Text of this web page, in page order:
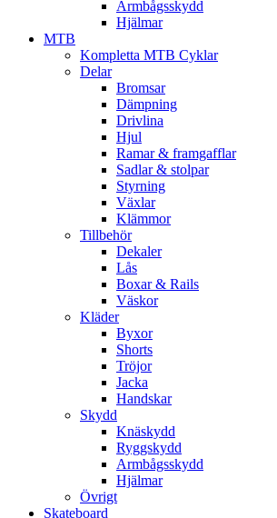
Armbågsskydd
Hjälmar
MTB
Kompletta MTB Cyklar
Delar
Bromsar
Dämpning
Drivlina
Hjul
Ramar & framgafflar
Sadlar & stolpar
Styrning
Växlar
Klämmor
Tillbehör
Dekaler
Lås
Boxar & Rails
Väskor
Kläder
Byxor
Shorts
Tröjor
Jacka
Handskar
Skydd
Knäskydd
Ryggskydd
Armbågsskydd
Hjälmar
Övrigt
Skateboard